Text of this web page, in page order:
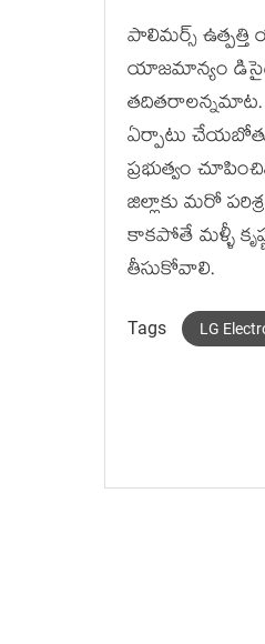
పాలిమర్స్ ఉత్పత్తి
యాజమాన్యం డిసైడ్
తదితరాలన్నమాట.
ఏర్పాటు
ప్రభుత్వం
జిల్లాకు మరో
కాకపోతే మళ్ళీ
తీసుకోవాలి.
Tags LG